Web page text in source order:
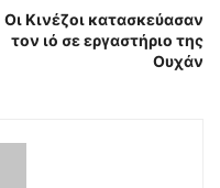
Οι Κινέζοι κατασκεύασαν
τον ιό σε εργαστήριο της
Ουχάν